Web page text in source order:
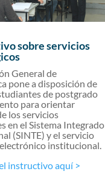
sobre servicios
General de
pone a disposición de
de postgrado
para orientar
los servicios
en el Sistema Integrado
(SINTE) y el servicio
institucional.
instructivo aquí >